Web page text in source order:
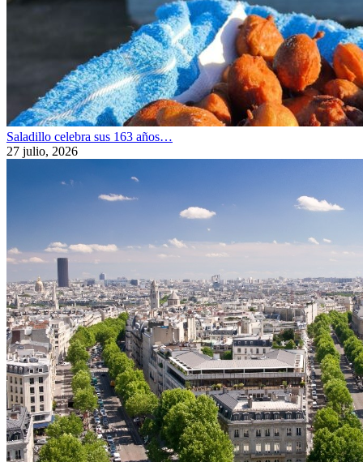
Saladillo celebra sus 163 años…
27 julio, 2026